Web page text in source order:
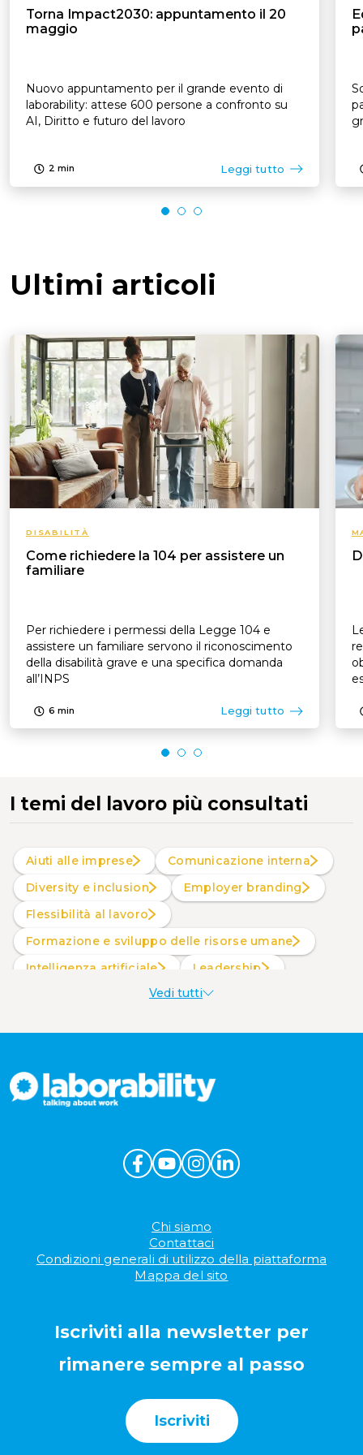
Torna Impact2030: appuntamento il 20
maggio
Nuovo appuntamento per il grande evento di
laborability: attese 600 persone a confronto su
AI, Diritto e futuro del lavoro
2 min Leggi tutto
Ultimi articoli
DISABILITÀ
Come richiedere la 104 per assistere un
familiare
Per richiedere i permessi della Legge 104 e
assistere un familiare servono il riconoscimento
della disabilità grave e una specifica domanda
all’INPS
6 min Leggi tutto
I temi del lavoro più consultati
Aiuti alle imprese
Comunicazione interna
Diversity e inclusion
Employer branding
Flessibilità al lavoro
Formazione e sviluppo delle risorse umane
intelligenza artificiale
Leadership
Produttività al lavoroVedi tutti
Chi siamo
Contattaci
Condizioni generali di utilizzo della piattaforma
Mappa del sito
Iscriviti alla newsletter per
rimanere sempre al passo
Iscriviti